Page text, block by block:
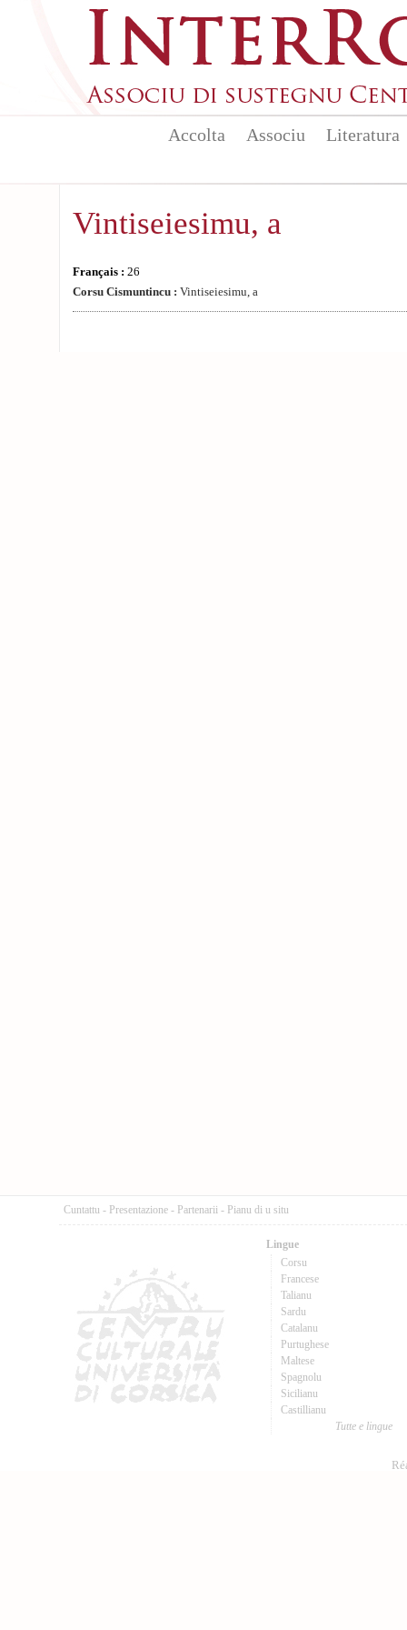
Accolta Associu Literatura
Vintiseiesimu, a
Français : 26
Corsu Cismuntincu : Vintiseiesimu, a
Cuntattu - Presentazione - Partenarii - Pianu di u situ
Lingue
Corsu
Francese
Talianu
Sardu
Catalanu
Purtughese
Maltese
Spagnolu
Sicilianu
Castillianu
Tutte e lingue